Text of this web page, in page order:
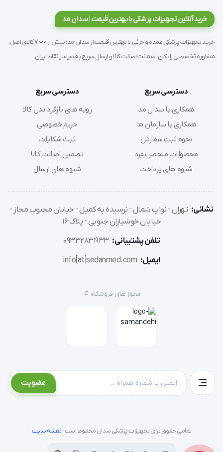
خرید آنلاین تجهیزات پزشکی با بهترین قیمت | سدان مد
خرید تجهیزات پزشکی عمده و جزئی با بهترین قیمت از سدان مد؛ بیش از 7000 کالای اصل،
مشاوره تخصصی رایگان، ضمانت اصالت کالا و ارسال سریع به سراسر نقاط ایران
دسترسی سریع
همکاری با سدان مد
همکاری با سازمان ها
نحوه ثبت سفارش
محصولات منحصر بفرد
شیوه های پرداخت
دسترسی سریع
رویه های بازگرداندن کالا
حریم خصوصی
ثبت شکایات
تضمین اصالت کالا
شیوه های ارسال
نشانی: تهران - نواب شمال - نرسیده به کمیل - خیابان محبوب مجاز -
خیابان خوشیاران جنوبی - پلاک 16
تلفن پشتیبانی: 09332831933
ایمیل: info[at]sedanmed.com
مجوز های فروشگاه
عضویت
تمامی حقوق برای تجهیزات پزشکی سدان محفوظ است -نقشه سایت